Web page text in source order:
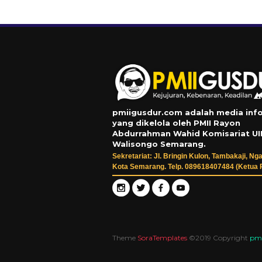
pmiigusdur.com adalah media
yang dikelola oleh PMII Rayon
Abdurrahman Wahid Komisariat
Walisongo Semarang.
Sekretariat: Jl. Bringin Kulon, Tambakaji,
Kota Semarang. Telp. 089618407484 (Ketua
Theme SoraTemplates ©2019 Copyright